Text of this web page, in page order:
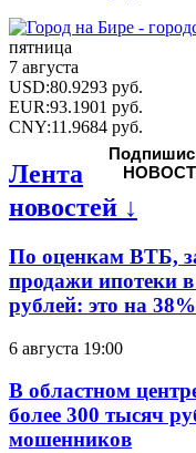
пятница
7 августа
USD:80.9293 руб.
EUR:93.1901 руб.
CNY:11.9684 руб.
Лента
новостей ↓
По оценкам ВТБ,
продажи ипотеки
рублей: это на
6 августа 19:00
В областном
более 300 тысяч
мошенников